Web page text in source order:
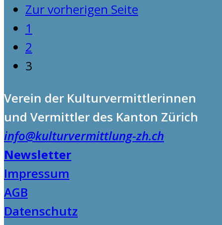
Zur vorherigen Seite
1
2
3
Verein der Kulturvermittlerinnen
und Vermittler des Kanton Zürich
info@kulturvermittlung-zh.ch
Newsletter
Impressum
AGB
Datenschutz